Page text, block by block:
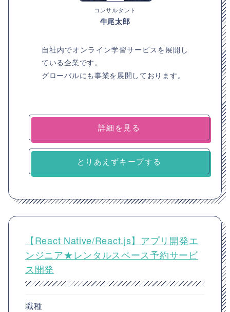
コンサルタント
牛尾太郎
自社内でオンライン学習サービスを展開し
ている企業です。
グローバルにも事業を展開しております。
詳細を見る
とりあえずキープする
【React Native/React.js】アプリ開発エ
ンジニア★レンタルスペース予約サービ
ス開発
職種